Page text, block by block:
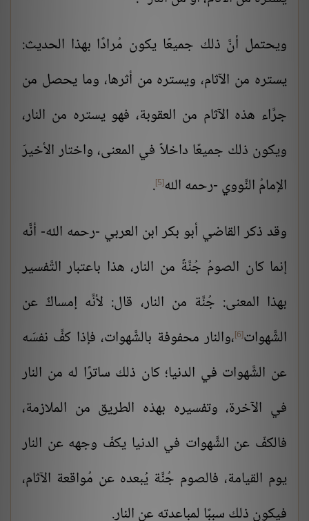
ويحتمل أنَّ ذلك جميعًا يكون مُرادًا بهذا الحديث:
يستره من الآثام، ويستره من أثرها، وما يحصل من
جرَّاء هذه الآثام من العقوبة، فهو يستره من النار،
ويكون ذلك جميعًا داخلاً في المعنى، واختار الأخيرَ
الإمامُ النَّووي -رحمه الله[5]
.
وقد ذكر القاضي أبو بكر ابن العربي -رحمه الله- أنَّه
إنما كان الصومُ جُنَّةً من النار، هذا باعتبار التَّفسير
بهذا المعنى: جُنَّة من النار، قال: لأنَّه إمساكٌ عن
الشَّهوات[6] ،والنار محفوفة بالشَّهوات، فإذا كفَّ نفسَه
عن الشَّهوات في الدنيا؛ كان ذلك ساترًا له من النار
في الآخرة، وتفسيره بهذه الطريق من الملازمة،
فالكفّ عن الشَّهوات في الدنيا يكفّ وجهه عن النار
يوم القيامة، فالصوم جُنَّة يُبعده عن مُواقعة الآثام،
فيكون ذلك سببًا لمباعدته عن النار.